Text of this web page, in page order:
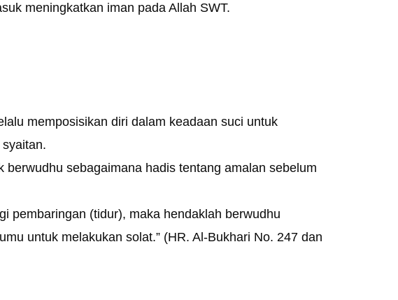
meningkatkan iman pada Allah SWT.
memposisikan diri dalam keadaan suci untuk
berwudhu sebagaimana hadis tentang amalan sebelum
pembaringan (tidur), maka hendaklah berwudhu
untuk melakukan solat.” (HR. Al-Bukhari No. 247 dan